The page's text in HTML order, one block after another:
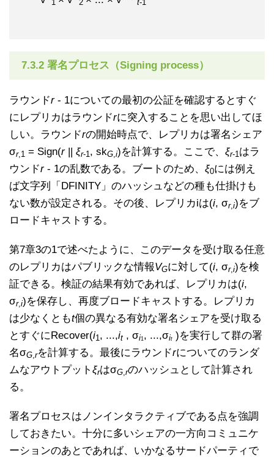
1 2 t-1
7.3.2 署名プロセス（Signing process）
ラウンドr- 1についての最初の公証を確認するとすぐ
にレプリカはラウンドrに突入することを思い出してほ
しい。ラウンドrの開始時点で、レプリカは署名シェア
σr,1 = Sign(r|| ξr-1 , skG i)を計算する。ここで、 ξr-1 はラ
ウンドr- 1の乱数である。ブートのため、 ξ0には例え
ば文字列「DFINITY」のハッシュなどの種も仕掛けも
ない数が設定される。その後、レプリカiは(i, σr, i)をブ
ロードキャストする。
第7章3の1で述べたように、このデータを受け取る任意
のレプリカはパブリックな情報VGに対して(i, σr, i)を検
証できる。検証の結果有効であれば、レプリカは(i,
σr, i)を保存し、再度ブロードキャストする。レプリカ
は少なくともt個の異なる有効な署名シェアを受け取る
とすぐにRecover(i1 , ...,it , σi1 , ...,σit )を実行して群の署
名σG rを計算する。最後にラウンドrについてのランダ
ムなアウトプット ξrはσG rのハッシュとして計算され
る。
署名プロセスはノンインタラクティブである点を強調
しておきたい。十分に多いシェアの一方向コミュニケ
ーションのあとであれば、いかなるサードパーティで